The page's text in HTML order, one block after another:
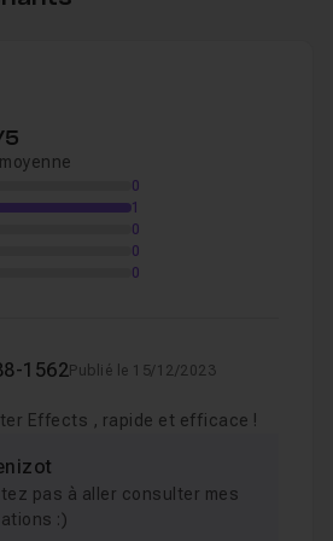
0
1
0
0
0
1562Publié le 15/12/2023
Effects , rapide et efficace !
pas à aller consulter mes
:)